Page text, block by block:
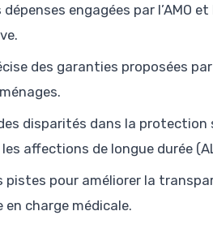
engagées par l’AMO
des garanties proposées
disparités dans la
affections de longue durée
pistes pour améliorer la
charge médicale.